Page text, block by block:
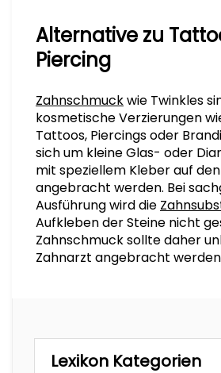
Alternative zu
Piercing
Zahnschmuckwie Twinkles
kosmetische Verzierungen
Tattoos, Piercings oder
sich um kleine Glas- oder
mit speziellem Kleber auf
angebracht werden. Bei
Ausführung wird die
Aufkleben der Steine nicht
Zahnschmuck sollte daher
Zahnarzt angebracht
Lexikon Kategorien